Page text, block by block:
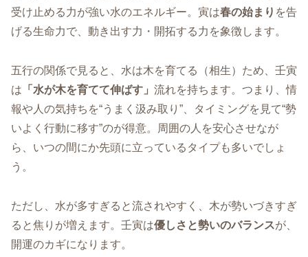
受け止める力が強い水のエネルギー。寅は春の始まり を告
げる生命力で、動き出す力・開拓する力を象徴します。
五行の関係で見ると、水は木を育てる（相生）ため、壬寅
は 「水が木を育てて伸ばす」 流れを持ちます。つまり、情
報や人の気持ちを“うまく汲み取り”、タイミングを見て“勢
いよく行動に移す”のが得意。周囲の人を安心させなが
ら、いつの間にか先頭に立っているタイプも多いでしょ
う。
ただし、水が多すぎると流されやすく、木が勢いづきすぎ
ると焦りが増えます。壬寅は優しさと勢いのバランスが、
開運のカギになります。